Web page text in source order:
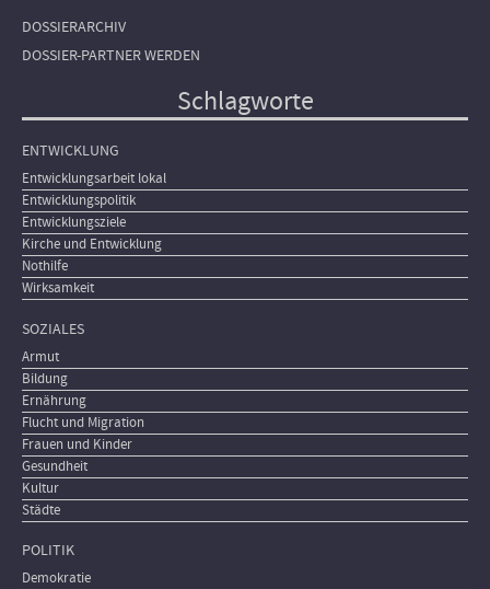
DOSSIERARCHIV
DOSSIER-PARTNER WERDEN
Schlagworte
ENTWICKLUNG
Entwicklungsarbeit lokal
Entwicklungspolitik
Entwicklungsziele
Kirche und Entwicklung
Nothilfe
Wirksamkeit
SOZIALES
Armut
Bildung
Ernährung
Flucht und Migration
Frauen und Kinder
Gesundheit
Kultur
Städte
POLITIK
Demokratie